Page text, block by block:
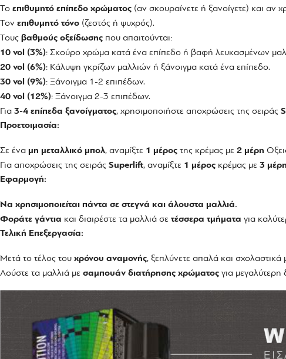
Το επιθυμητό επίπεδο χρώματος (αν σκουραίνετε ή ξανοίγετε) και αν
Τον επιθυμητό τόνο (ζεστός ή ψυχρός).
Τους βαθμούς οξείδωσης που απαιτούνται:
10 vol (3%): Σκούρο χρώμα κατά ένα επίπεδο ή βαφή λευκασμένων
20 vol (6%): Κάλυψη γκρίζων μαλλιών ή ξάνοιγμα κατά ένα επίπεδο.
30 vol (9%): Ξάνοιγμα 1-2 επιπέδων.
40 vol (12%): Ξάνοιγμα 2-3 επιπέδων.
Για 3-4 επίπεδα ξανοίγματος, χρησιμοποιήστε αποχρώσεις της σειράς
Προετοιμασία:
Σε ένα μη μεταλλικό μπολ, αναμίξτε 1 μέρος της κρέμας με 2 μέρη
Για αποχρώσεις της σειράς Superlift, αναμίξτε 1 μέρος κρέμας με 3 μέρη
Εφαρμογή:
Να χρησιμοποιείται πάντα σε στεγνά και άλουστα μαλλιά.
Φοράτε γάντια και διαιρέστε τα μαλλιά σε τέσσερα τμήματα για
Τελική Επεξεργασία:
Μετά το τέλος του χρόνου αναμονής, ξεπλύνετε απαλά και σχολαστικά
Λούστε τα μαλλιά με σαμπουάν διατήρησης χρώματος για μεγαλύτερη